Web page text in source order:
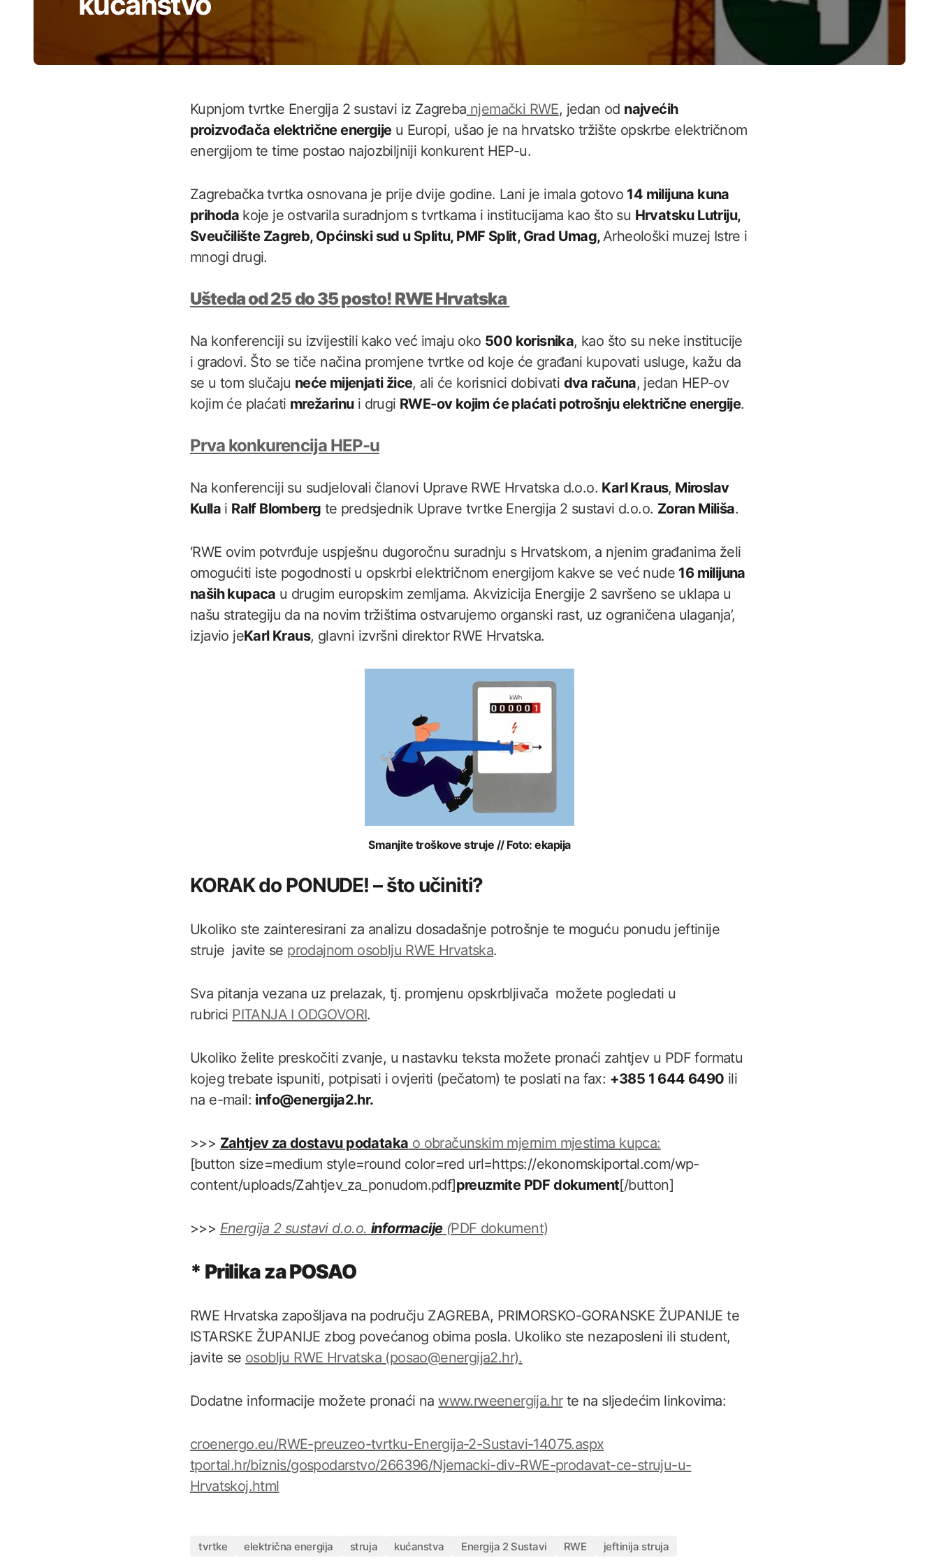
Kupnjom tvrtke Energija 2 sustavi iz Zagreba njemački RWE, jedan od najvećih
proizvođača električne energijeu Europi, ušao je na hrvatsko tržište opskrbe električnom
energijom te time postao najozbiljniji konkurent HEP-u.
Zagrebačka tvrtka osnovana je prije dvije godine. Lani je imala gotovo 14 milijuna kuna
prihoda koje je ostvarila suradnjom s tvrtkama i institucijama kao što su Hrvatsku Lutriju,
Sveučilište Zagreb, Općinski sud u Splitu, PMF Split, Grad Umag,Arheološki muzej Istre i
mnogi drugi.
Ušteda od 25 do 35 posto! RWE Hrvatska
Na konferenciji su izvijestili kako već imaju oko 500 korisnika, kao što su neke institucije
i gradovi. Što se tiče načina promjene tvrtke od koje će građani kupovati usluge, kažu da
se u tom slučaju neće mijenjati žice, ali će korisnici dobivati dva računa, jedan HEP-ov
kojim će plaćati mrežarinui drugi RWE-ov kojim će plaćati potrošnju električne energije.
Prva konkurencija HEP-u
Na konferenciji su sudjelovali članovi Uprave RWE Hrvatska d.o.o. Karl Kraus, Miroslav
Kulla i Ralf Blomberg te predsjednik Uprave tvrtke Energija 2 sustavi d.o.o. Zoran Miliša.
‘RWE ovim potvrđuje uspješnu dugoročnu suradnju s Hrvatskom, a njenim građanima želi
omogućiti iste pogodnosti u opskrbi električnom energijom kakve se već nude 16 milijuna
naših kupaca u drugim europskim zemljama. Akvizicija Energije 2 savršeno se uklapa u
našu strategiju da na novim tržištima ostvarujemo organski rast, uz ograničena ulaganja’,
izjavio jeKarl Kraus, glavni izvršni direktor RWE Hrvatska.
Smanjite troškove struje // Foto: ekapija
KORAK do PONUDE! – što učiniti?
Ukoliko ste zainteresirani za analizu dosadašnje potrošnje te moguću ponudu jeftinije
struje javite se prodajnom osoblju RWE Hrvatska.
Sva pitanja vezana uz prelazak, tj. promjenu opskrbljivača možete pogledati u
rubrici PITANJA I ODGOVORI.
Ukoliko želite preskočiti zvanje, u nastavku teksta možete pronaći zahtjev u PDF formatu
kojeg trebate ispuniti, potpisati i ovjeriti (pečatom) te poslati na fax: +385 1 644 6490 ili
na e-mail: info@energija2.hr.
>>> Zahtjev za dostavu podataka o obračunskim mjernim mjestima kupca:
[button size=medium style=round color=red url=https://ekonomskiportal.com/wp-
content/uploads/Zahtjev_za_ponudom.pdf]preuzmite PDF dokument[/button]
>>> Energija 2 sustavi d.o.o.informacije(PDF dokument)
* Prilika za POSAO
RWE Hrvatska zapošljava na području ZAGREBA, PRIMORSKO-GORANSKE ŽUPANIJE te
ISTARSKE ŽUPANIJE zbog povećanog obima posla. Ukoliko ste nezaposleni ili student,
javite se osoblju RWE Hrvatska (posao@energija2.hr).
Dodatne informacije možete pronaći nawww.rweenergija.hrte na sljedećim linkovima:
croenergo.eu/RWE-preuzeo-tvrtku-Energija-2-Sustavi-14075.aspx
tportal.hr/biznis/gospodarstvo/266396/Njemacki-div-RWE-prodavat-ce-struju-u-
Hrvatskoj.html
tvrtke električna energija struja kućanstva Energija 2 Sustavi RWE jeftinija struja